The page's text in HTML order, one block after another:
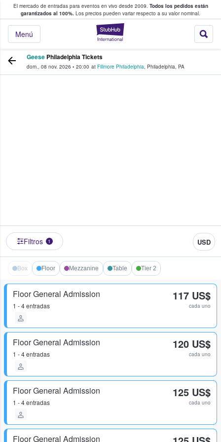
El mercado de entradas para eventos en vivo desde 2009. Todos los pedidos están
garantizados al 100%. Los precios pueden variar respecto a su valor nominal.
StubHub:
Menú
y venta de entradas entre fans
Geese Philadelphia Tickets
dom., 08 nov. 2026 • 20:00 at Fillmore Philadelphia, Philadelphia, PA
Filtros 1 USD
Box Floor Mezzanine Table Tier 2
Floor General Admission
1 - 4 entradas
117 US$
cada uno
Floor General Admission
1 - 4 entradas
120 US$
cada uno
Floor General Admission
1 - 4 entradas
125 US$
cada uno
Floor General Admission